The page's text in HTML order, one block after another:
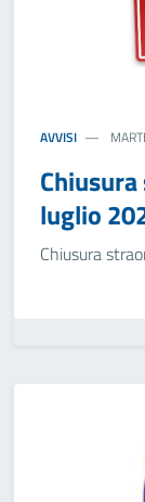
AVVISI
luglio
Chiusura